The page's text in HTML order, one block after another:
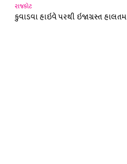
રાજકોટ
કુવાડવા હાઇવે પરથી ઇજાગ્રસ્ત